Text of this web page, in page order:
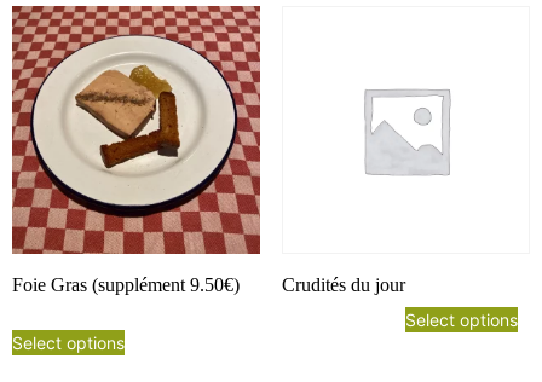
Foie Gras (supplément 9.50€)
Select options
Crudités du jour
Select options